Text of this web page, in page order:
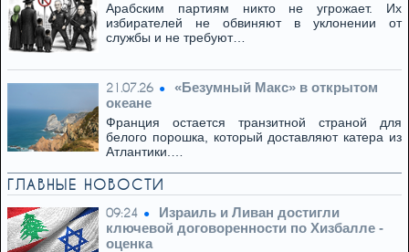
Арабским партиям никто не угрожает. Их
избирателей не обвиняют в уклонении от
службы и не требуют…
21.07.26
«Безумный Макс» в открытом
океане
Франция остается транзитной страной для
белого порошка, который доставляют катера из
Атлантики.…
ГЛАВНЫЕ НОВОСТИ
09:24
Израиль и Ливан достигли
ключевой договоренности по Хизбалле -
оценка